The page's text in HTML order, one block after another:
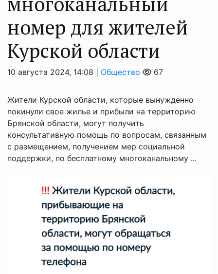
номер для жителей
Курской области
10 августа 2024, 14:08 | Общество 67
Жители Курской области, которые вынужденно
покинули свое жилье и прибыли на территорию
Брянской области, могут получить
консультативную помощь по вопросам, связанным
с размещением, получением мер социальной
поддержки, по бесплатному многоканальному ...